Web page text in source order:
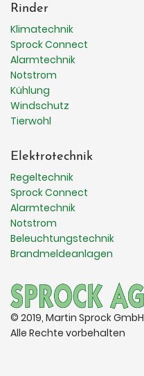
Rinder
Klimatechnik
Sprock Connect
Alarmtechnik
Notstrom
Kühlung
Windschutz
Tierwohl
Elektrotechnik
Regeltechnik
Sprock Connect
Alarmtechnik
Notstrom
Beleuchtungstechnik
Brandmeldeanlagen
© 2019, Martin Sprock GmbH
Alle Rechte vorbehalten